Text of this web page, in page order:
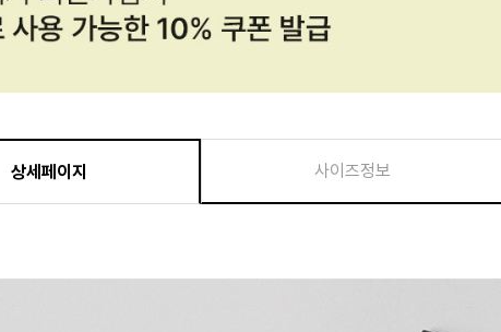
상세페이지 사이즈정보